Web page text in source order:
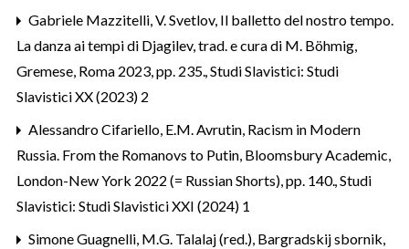
Gabriele Mazzitelli,V. Svetlov, Il balletto del nostro tempo.
La danza ai tempi di Djagilev, trad. e cura di M. Böhmig,
Gremese, Roma 2023, pp. 235.,Studi Slavistici: Studi
Slavistici XX (2023) 2
Alessandro Cifariello, E.M. Avrutin, Racism in Modern
Russia. From the Romanovs to Putin, Bloomsbury Academic,
London-New York 2022 (= Russian Shorts), pp. 140.,Studi
Slavistici: Studi Slavistici XXI (2024) 1
Simone Guagnelli, M.G. Talalaj (red.), Bargradskij sbornik,